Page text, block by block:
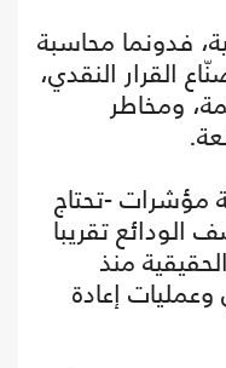
فدونما محاسبة
القرار النقدي،
ومخاطر
مؤشرات -تحتاج
الودائع تقريبا
منذ
وعمليات إعادة